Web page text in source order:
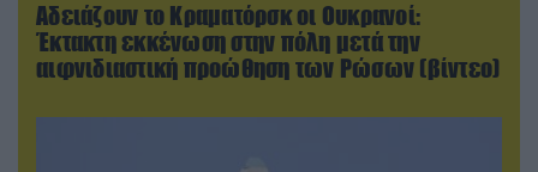
Αδειάζουν το Κραματόρσκ οι Ουκρανοί:
Έκτακτη εκκένωση στην πόλη μετά την
αιφνιδιαστική προώθηση των Ρώσων (βίντεο)